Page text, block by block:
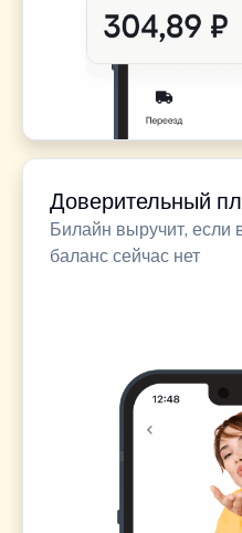
Доверительный
Билайн выручит, если
баланс сейчас нет